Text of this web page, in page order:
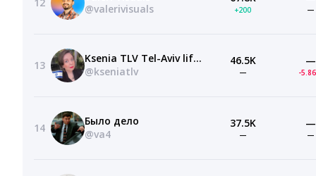
@valerivisuals
+200 —
13
Ksenia TLV Tel-Aviv life style
@kseniatlv
46.5K
—
—
-
14
Было дело
@va4
37.5K
—
—
—